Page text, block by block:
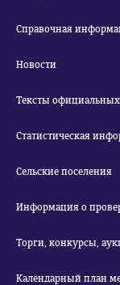
Справочная
Новости
Тексты
Статистическая
Сельские поселения
Информация о
Торги, конкурсы,
Календарный план